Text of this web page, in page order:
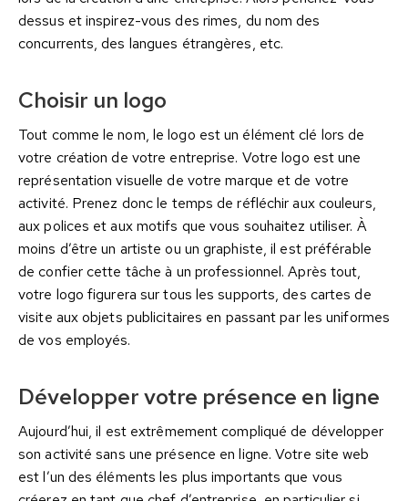
dessus et inspirez-vous des rimes, du nom des
concurrents, des langues étrangères, etc.
Choisir un logo
Tout comme le nom, le logo est un élément clé lors de
votre création de votre entreprise. Votre logo est une
représentation visuelle de votre marque et de votre
activité. Prenez donc le temps de réfléchir aux couleurs,
aux polices et aux motifs que vous souhaitez utiliser. À
moins d’être un artiste ou un graphiste, il est préférable
de confier cette tâche à un professionnel. Après tout,
votre logo figurera sur tous les supports, des cartes de
visite aux objets publicitaires en passant par les uniformes
de vos employés.
Développer votre présence en ligne
Aujourd’hui, il est extrêmement compliqué de développer
son activité sans une présence en ligne. Votre site web
est l’un des éléments les plus importants que vous